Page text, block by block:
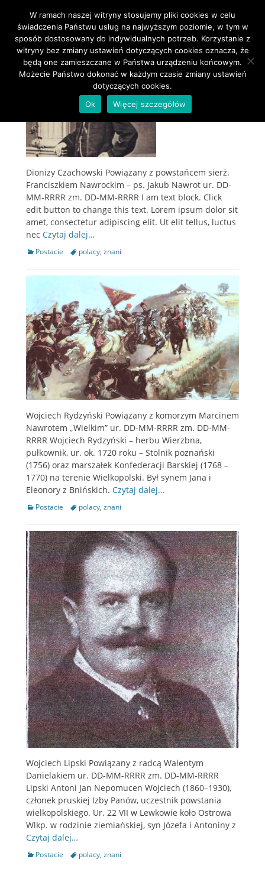
Primary Menu
Skip
to
content
Tag:znani
Dionizy Czachowski Powiązany z powstańcem sierż.
Franciszkiem Nawrockim – ps. Jakub Nawrot ur. DD-
MM-RRRR zm. DD-MM-RRRR I am text block. Click
edit button to change this text. Lorem ipsum dolor sit
amet, consectetur adipiscing elit. Ut elit tellus, luctus
nec Czytaj dalej…
Categories
Postacie Tagspolacy, znani
Wojciech Rydzyński Powiązany z komorzym Marcinem
Nawrotem „Wielkim” ur. DD-MM-RRRR zm. DD-MM-
RRRR Wojciech Rydzyński – herbu Wierzbna,
pułkownik, ur. ok. 1720 roku – Stolnik poznański
(1756) oraz marszałek Konfederacji Barskiej (1768 –
1770) na terenie Wielkopolski. Był synem Jana i
Eleonory z Bnińskich. Czytaj dalej…
Categories
Postacie Tagspolacy, znani
Wojciech Lipski Powiązany z radcą Walentym
Danielakiem ur. DD-MM-RRRR zm. DD-MM-RRRR
Lipski Antoni Jan Nepomucen Wojciech (1860–1930),
członek pruskiej Izby Panów, uczestnik powstania
wielkopolskiego. Ur. 22 VII w Lewkowie koło Ostrowa
Wlkp. w rodzinie ziemiańskiej, syn Józefa i Antoniny z
Czytaj dalej…
Categories
Postacie Tagspolacy, znani
W ramach naszej witryny stosujemy pliki cookies w celu
świadczenia Państwu usług na najwyższym poziomie, w tym w
sposób dostosowany do indywidualnych potrzeb. Korzystanie z
witryny bez zmiany ustawień dotyczących cookies oznacza, że
będą one zamieszczane w Państwa urządzeniu końcowym.
Możecie Państwo dokonać w każdym czasie zmiany ustawień
dotyczących cookies.
Ok
Więcej szczegółów